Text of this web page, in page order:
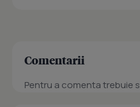
Comentarii
Pentru a comenta trebuie